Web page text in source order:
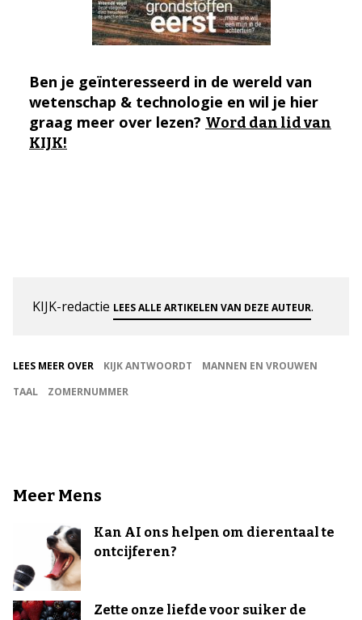
Ben je geïnteresseerd in de wereld van
wetenschap & technologie en wil je hier
graag meer over lezen? Word dan lid van
KIJK!
KIJK-redactie LEES ALLE ARTIKELEN VAN DEZE AUTEUR.
LEES MEER OVER KIJK ANTWOORDT
MANNEN EN VROUWEN
TAAL
ZOMERNUMMER
Meer Mens
Kan AI ons helpen om dierentaal te
ontcijferen?
Zette onze liefde voor suiker de